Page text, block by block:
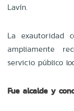
Lavín.
La exautoridad
ampliamente
servicio público
Fue alcalde y